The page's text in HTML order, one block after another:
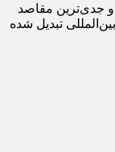
و جدی‌ترین مقاصد
تبدیل شده